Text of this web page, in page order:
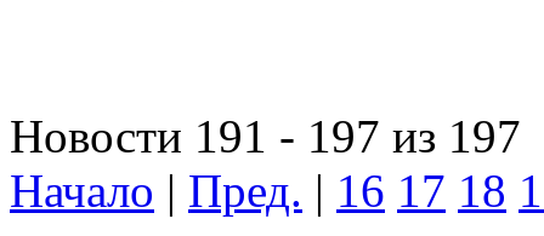
Новости 191 - 197 из 197
Начало | Пред. | 16 17 18